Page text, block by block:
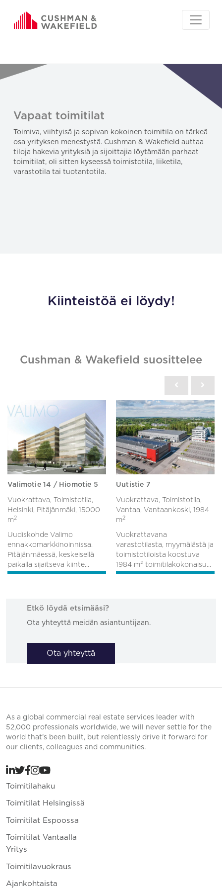
Vapaat toimitilat
Toimiva, viihtyisä ja sopivan kokoinen toimitila on tärkeä
osa yrityksen menestystä. Cushman & Wakefield auttaa
tiloja hakevia yrityksiä ja sijoittajia löytämään parhaat
toimitilat, oli sitten kyseessä toimistotila, liiketila,
varastotila tai tuotantotila.
Kiinteistöä ei löydy!
Cushman & Wakefield suosittelee
Valimotie 14 / Hiomotie 5
Vuokrattava, Toimistotila,
Helsinki, Pitäjänmäki, 15000
m 2
Uudiskohde Valimo
ennakkomarkkinoinnissa.
Pitäjänmäessä, keskeisellä
paikalla sijaitseva kiinte...
Uutistie 7
Vuokrattava, Toimistotila,
Vantaa, Vantaankoski, 1984
m 2
Vuokrattavana
varastotilasta, myymälästä ja
toimistotiloista koostuva
1984 m² toimitilakokonaisu...
Etkö löydä etsimääsi?
Ota yhteyttä meidän asiantuntijaan.
Ota yhteyttä
As a global commercial real estate services leader with
52,000 professionals worldwide, we will never settle for the
world that’s been built, but relentlessly drive it forward for
our clients, colleagues and communities.
Toimitilahaku
Toimitilat Helsingissä
Toimitilat Espoossa
Toimitilat Vantaalla
Yritys
Toimitilavuokraus
Ajankohtaista